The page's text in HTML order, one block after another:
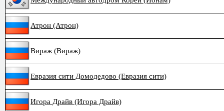
Атрон (Атрон)
Вираж (Вираж)
Евразия сити Домодедово (Евразия сити)
Игора Драйв (Игора Драйв)